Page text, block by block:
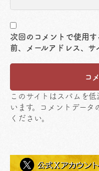
次回のコメントで使用
前、メールアドレス、サ
このサイトはスパムを
います。
コメントデータ
ください。